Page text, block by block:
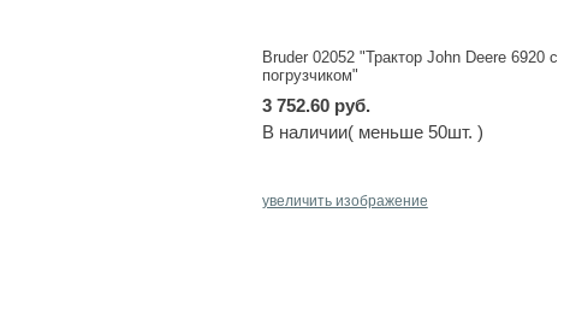
Bruder 02052 "Трактор John Deere 6920 с
погрузчиком"
3 752.60 руб.
В наличии( меньше 50шт. )
увеличить изображение